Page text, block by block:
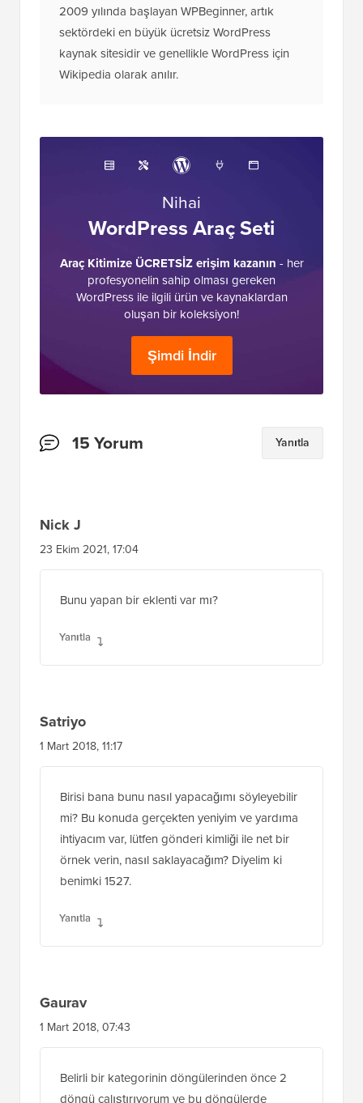
2009 yılında başlayan WPBeginner, artık
sektördeki en büyük ücretsiz WordPress
kaynak sitesidir ve genellikle WordPress için
Wikipedia olarak anılır.
Nihai
WordPress Araç Seti
Araç Kitimize ÜCRETSİZ erişim kazanın - her
profesyonelin sahip olması gereken
WordPress ile ilgili ürün ve kaynaklardan
oluşan bir koleksiyon!
Şimdi İndir
Okuyucu15 Yorum Yanıtla
Nick J
23 Ekim 2021, 17:04
Bunu yapan bir eklenti var mı?
Yanıtla
Satriyo
1 Mart 2018, 11:17
Birisi bana bunu nasıl yapacağımı söyleyebilir
mi? Bu konuda gerçekten yeniyim ve yardıma
ihtiyacım var, lütfen gönderi kimliği ile net bir
örnek verin, nasıl saklayacağım? Diyelim ki
benimki 1527.
Yanıtla
Gaurav
1 Mart 2018, 07:43
Belirli bir kategorinin döngülerinden önce 2
döngü çalıştırıyorum ve bu döngülerde